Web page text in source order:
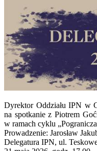
Dyrektor Oddziału IPN w
na spotkanie z Piotrem
w ramach cyklu
Prowadzenie: Jarosław
Delegatura IPN, ul.